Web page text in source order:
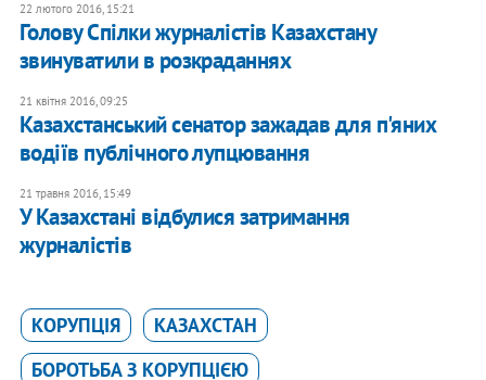
22 лютого 2016, 15:21
Голову Спілки журналістів Казахстану
звинуватили в розкраданнях
21 квітня 2016, 09:25
Казахстанський сенатор зажадав для п'яних
водіїв публічного лупцювання
21 травня 2016, 15:49
У Казахстані відбулися затримання
журналістів
КОРУПЦІЯ
КАЗАХСТАН
БОРОТЬБА З КОРУПЦІЄЮ